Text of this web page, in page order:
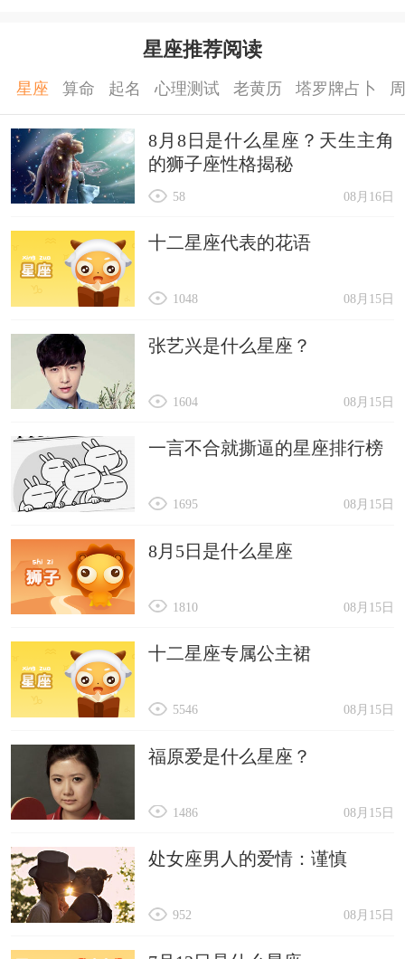
星座推荐阅读
星座 算命 起名 心理测试 老黄历 塔罗牌占卜
8月8日是什么星座？天生主角
的狮子座性格揭秘
08月16日
58
十二星座代表的花语
08月15日
1048
张艺兴是什么星座？
08月15日
1604
一言不合就撕逼的星座排行榜
08月15日
1695
8月5日是什么星座
08月15日
1810
十二星座专属公主裙
08月15日
5546
福原爱是什么星座？
08月15日
1486
处女座男人的爱情：谨慎
08月15日
952